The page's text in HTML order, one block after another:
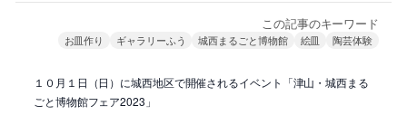
この記事のキーワード
お皿作り ギャラリーふう 城西まるごと博物館 絵皿 陶芸体験
１０月１日（日）に城西地区で開催されるイベント「津山・城西まる
ごと博物館フェア2023」